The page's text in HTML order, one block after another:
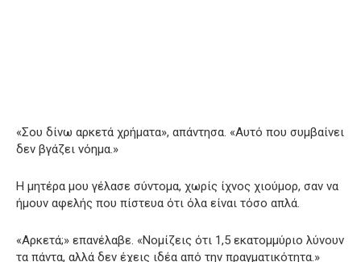
«Σου δίνω αρκετά χρήματα», απάντησα. «Αυτό που συμβαίνει
δεν βγάζει νόημα.»
Η μητέρα μου γέλασε σύντομα, χωρίς ίχνος χιούμορ, σαν να
ήμουν αφελής που πίστευα ότι όλα είναι τόσο απλά.
«Αρκετά;» επανέλαβε. «Νομίζεις ότι 1,5 εκατομμύριο λύνουν
τα πάντα, αλλά δεν έχεις ιδέα από την πραγματικότητα.»